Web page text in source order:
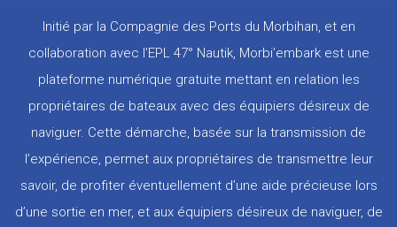
Initié par la Compagnie des Ports du Morbihan, et en
collaboration avec l’EPL 47° Nautik, Morbi’embark est une
plateforme numérique gratuite mettant en relation les
propriétaires de bateaux avec des équipiers désireux de
naviguer. Cette démarche, basée sur la transmission de
l’expérience, permet aux propriétaires de transmettre leur
savoir, de profiter éventuellement d’une aide précieuse lors
d’une sortie en mer, et aux équipiers désireux de naviguer, de